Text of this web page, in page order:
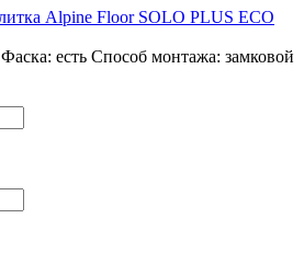
Alpine Floor SOLO PLUS ЕСО
Фаска: есть Способ монтажа: замковой